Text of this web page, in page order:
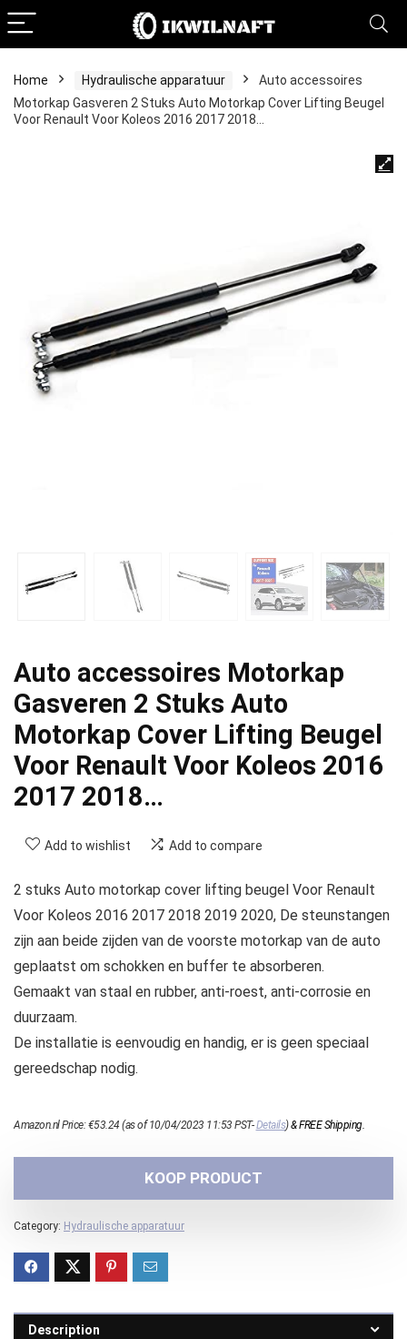
Home Hydraulische apparatuur
Auto accessoires
Motorkap Gasveren 2 Stuks Auto Motorkap Cover Lifting Beugel
Voor Renault Voor Koleos 2016 2017 2018…
Auto accessoires Motorkap
Gasveren 2 Stuks Auto
Motorkap Cover Lifting Beugel
Voor Renault Voor Koleos 2016
2017 2018…
Add to wishlist Add to compare
2 stuks Auto motorkap cover lifting beugel Voor Renault
Voor Koleos 2016 2017 2018 2019 2020, De steunstangen
zijn aan beide zijden van de voorste motorkap van de auto
geplaatst om schokken en buffer te absorberen.
Gemaakt van staal en rubber, anti-roest, anti-corrosie en
duurzaam.
De installatie is eenvoudig en handig, er is geen speciaal
gereedschap nodig.
Amazon.nl Price:€53.24 (as of 10/04/2023 11:53 PST-Details)&FREE Shipping.
KOOP PRODUCT
Category: Hydraulische apparatuur
Description